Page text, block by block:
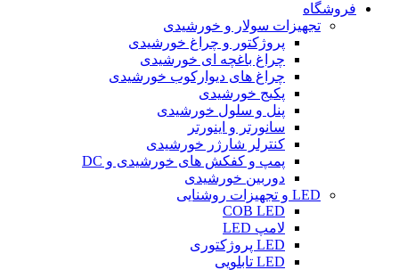
فروشگاه
تجهیزات سولار و خورشیدی
پروژکتور و چراغ خورشیدی
چراغ باغچه ای خورشیدی
چراغ های دیوارکوب خورشیدی
پکیج خورشیدی
پنل و سلول خورشیدی
سانورتر و اینورتر
کنترلر شارژر خورشیدی
پمپ و کفکش های خورشیدی و DC
دوربین خورشیدی
LED و تجهیزات روشنایی
COB LED
لامپ LED
LED پروژکتوری
LED تابلویی